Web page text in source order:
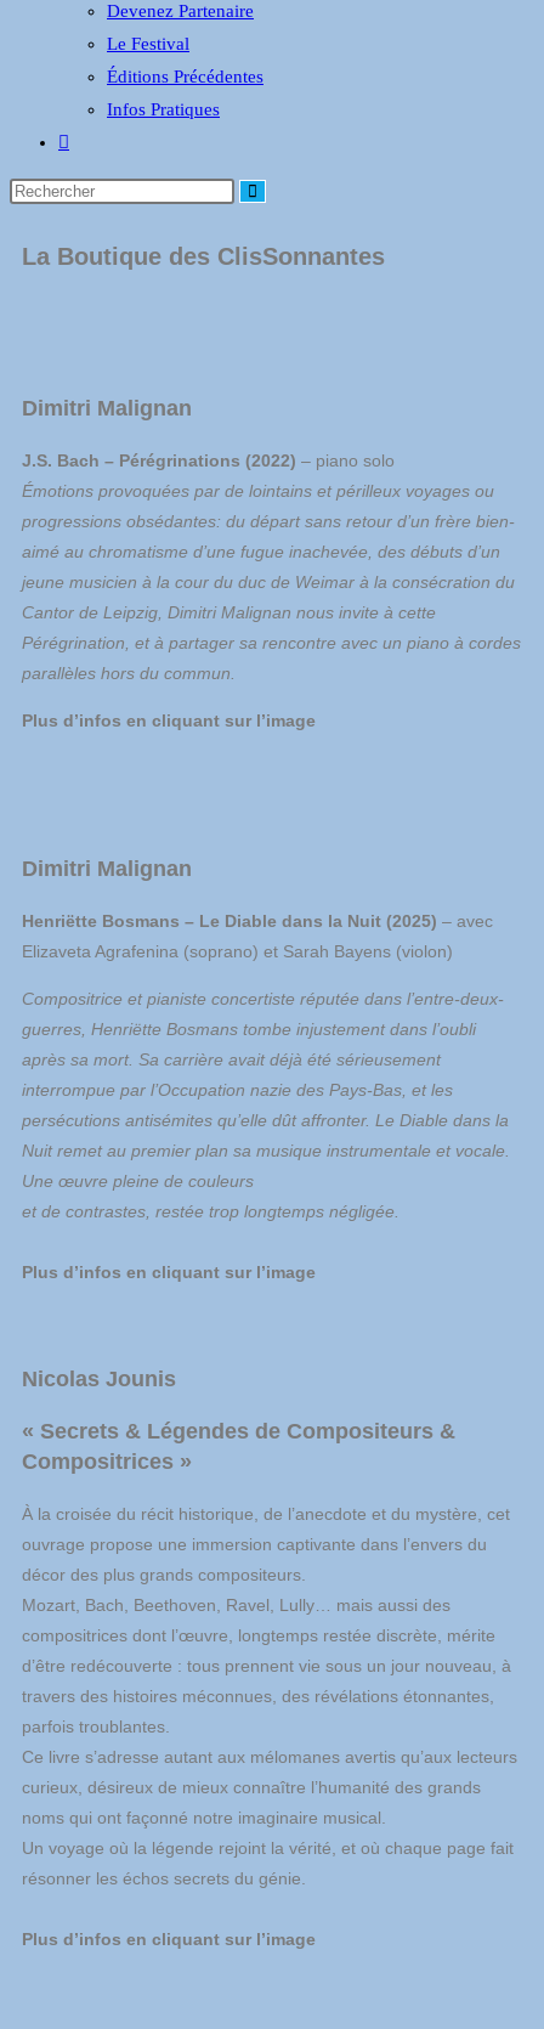
Devenez Partenaire
Le Festival
Éditions Précédentes
Infos Pratiques
La Boutique des ClisSonnantes
Dimitri Malignan
J.S. Bach – Pérégrinations (2022) – piano solo
Émotions provoquées par de lointains et périlleux voyages ou
progressions obsédantes: du départ sans retour d’un frère bien-
aimé au chromatisme d’une fugue inachevée, des débuts d’un
jeune musicien à la cour du duc de Weimar à la consécration du
Cantor de Leipzig, DimitriMalignan nous invite à cette
Pérégrination, et à partager sa rencontre avec un piano à cordes
parallèles hors du commun.
Plus d’infos en cliquant sur l’image
Dimitri Malignan
Henriëtte Bosmans – Le Diable dans la Nuit (2025) – avec
Elizaveta Agrafenina (soprano) et Sarah Bayens (violon)
Compositrice et pianiste concertiste réputée dans l’entre-deux-
guerres, Henriëtte Bosmans tombe injustement dans l’oubli
après sa mort. Sa carrière avait déjà été sérieusement
interrompue par l’Occupation nazie des Pays-Bas, et les
persécutions antisémites qu’elle dût affronter. Le Diable dans la
Nuit remet au premier plan sa musique instrumentale et vocale.
Une œuvre pleine de couleurs
et de contrastes, restée trop longtemps négligée.
Plus d’infos en cliquant sur l’image
Nicolas Jounis
« Secrets & Légendes de Compositeurs &
Compositrices »
À la croisée du récit historique, de l’anecdote et du mystère, cet
ouvrage propose une immersion captivante dans l’envers du
décor des plus grands compositeurs.
Mozart, Bach, Beethoven, Ravel, Lully… mais aussi des
compositrices dont l’œuvre, longtemps restée discrète, mérite
d’être redécouverte : tous prennent vie sous un jour nouveau, à
travers des histoires méconnues, des révélations étonnantes,
parfois troublantes.
Ce livre s’adresse autant aux mélomanes avertis qu’aux lecteurs
curieux, désireux de mieux connaître l’humanité des grands
noms qui ont façonné notre imaginaire musical.
Un voyage où la légende rejoint la vérité, et où chaque page fait
résonner les échos secrets du génie.
Plus d’infos en cliquant sur l’image